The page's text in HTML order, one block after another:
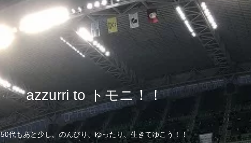
azzurri to トモニ！！
50代もあと少し。のんびり、ゆったり、生きてゆこう！！